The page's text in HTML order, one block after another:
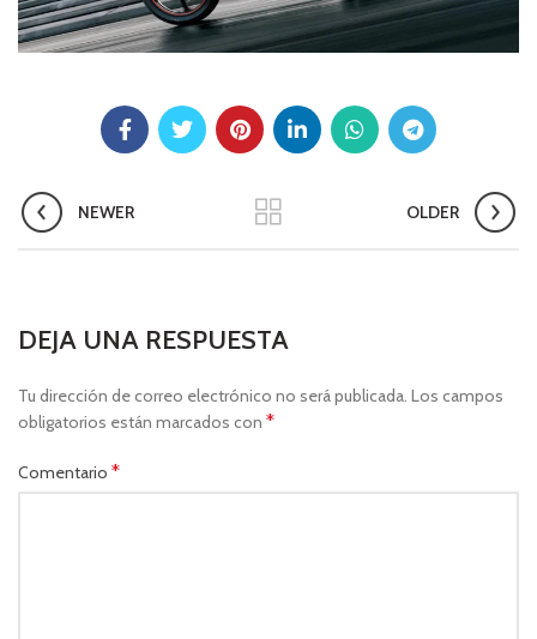
NEWER OLDER
DEJA UNA RESPUESTA
Tu dirección de correo electrónico no será publicada. Los campos
obligatorios están marcados con *
Comentario *